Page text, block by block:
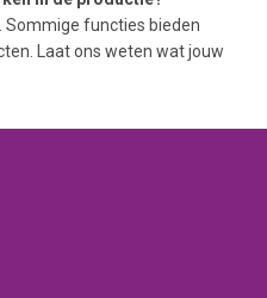
Sommige functies bieden
Laat ons weten wat jouw